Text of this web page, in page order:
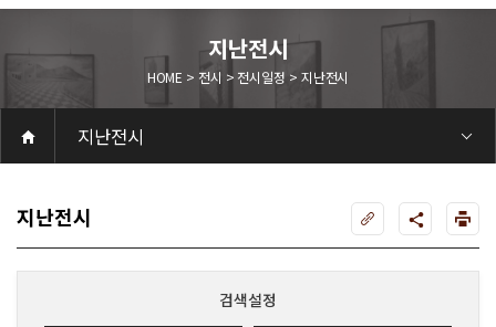
지난전시
HOME > 전시 > 전시일정 > 지난전시
지난전시
공연
공연일정
객석안내
화랑홀
화랑홀 2층
화랑홀 3층
원화홀
티켓안내
티켓안내
티켓예매
티켓수령
할인규정
취소·환불규정
문화나눔티켓
공연예절·서비스
공연장 관람예절
공연장 편의서비스
전시
전시일정
현재전시
예정전시
지난전시
전시연계교육신청
알천미술관소장품
전시예절·서비스
미술관 관람예절
미술관 편의서비스
아카데미
교육일정
문화행사
행사일정
행사소개
경주 대릉원돌담길 축제
국제경주역사문화포럼
금속공예관
경주 e스포츠 페스티벌
돗자리피크닉
국제경주역사문화포럼
교촌문화공연 신라오기
신라문화제
국제뮤직페스티벌
경주문화관1918
교촌버스킹
지역예술인 지원사업
봉황대 뮤직스퀘어
경주국악여행
제야의 종 타종식
한수원아트페스티벌
한복문화주간
동아시아 문화도시
MyK FESTA in 경주
경주시 관광기념품 공모전
뉴스
갤러리
대관
대관공고·절차
경주예술의전당
경주문화관1918
대관운영조례
운영조례
경주예술의전당
운영규칙
공연장 및 부대시설
알천미술관
경주문화관1918
사용료
경주예술의전당
경주문화관1918
대관신청
경주예술의전당
경주문화관1918
시설소개
경주예술의전당
시설소개
공연장
화랑홀
원화홀
알천미술관
기타시설
경주문화관1918
시립예술단
시립극단
시립극단 소개
단원현황
시립합창단
시립합창단 소개
단원현황
시립신라고취대
시립신라고취대 소개
단원현황
연간일정
열린마당
공지사항
공지사항
입찰정보
채용정보
자료실
홍보·보도자료
서식·매뉴얼
웹진
Q&A
FAQ
가입 및 정보
공연
전시
아카데미
대관
기타
질문과답변
우수고객
회원안내 · 혜택
우수고객
경주문화재단
인사말
재단소개
비전전략
사업안내
연혁
재단CI
조직도
ESG 윤리·경영
ESG경영 선언문
인권경영선언문
임직원행동강령
문화서비스윤리헌장
통합신고센터
경영공시
경영목표 예산서 운영계획
결산서
임원 및 운영인력 현황 인건비 예산 집행현황
경영실적
외부기관 감사
기타공시
계약현황
기부금현황
업무추진비 복리후생비 내역
오시는길
경주예술의전당
경주문화관1918
신라금속공예관
지난전시